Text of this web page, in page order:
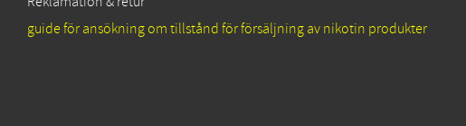
guide för ansökning om tillstånd för försäljning av nikotin produkter